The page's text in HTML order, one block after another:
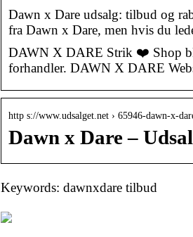
Dawn x Dare udsalg: tilbud og
fra Dawn x Dare, men hvis du
DAWN X DARE Strik ❤️ Shop
forhandler. DAWN X DARE
http s://www.udsalget.net › 65946-dawn-x-
Dawn x Dare –
Keywords: dawnxdare tilbud